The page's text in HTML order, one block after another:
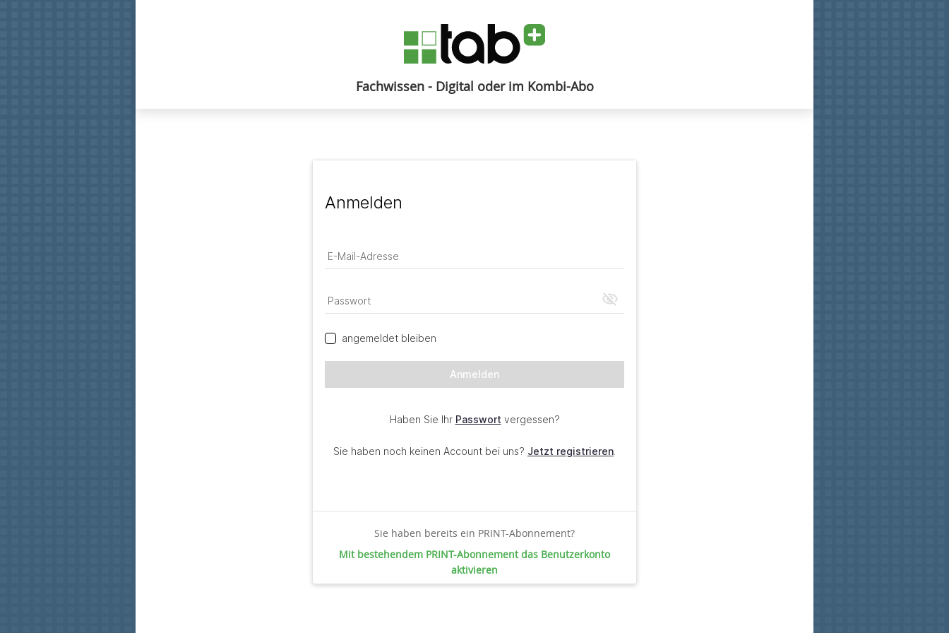
Fachwissen - Digital oder im Kombi-Abo
Sie haben bereits ein PRINT-Abonnement?
Mit bestehendem PRINT-Abonnement das Benutzerkonto
aktivieren